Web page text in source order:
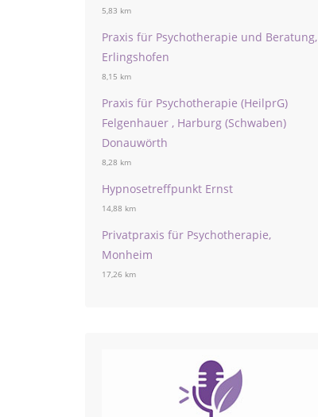
5,83 km
Praxis für Psychotherapie und Beratung,
Erlingshofen
8,15 km
Praxis für Psychotherapie (HeilprG)
Felgenhauer , Harburg (Schwaben)
Donauwörth
8,28 km
Hypnosetreffpunkt Ernst
14,88 km
Privatpraxis für Psychotherapie,
Monheim
17,26 km